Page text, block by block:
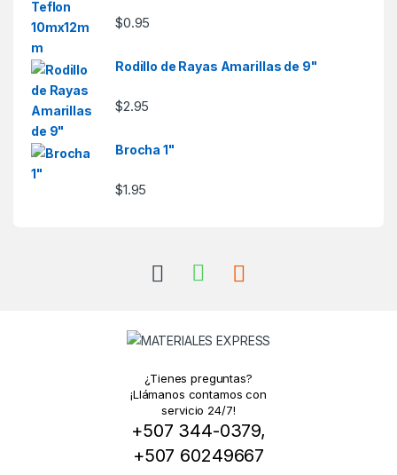
$0.95
Rodillo de Rayas Amarillas de 9"
$2.95
Brocha 1"
$1.95
¿Tienes preguntas?
¡Llámanos contamos con
servicio 24/7!
+507 344-0379,
+507 60249667